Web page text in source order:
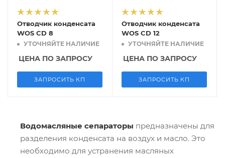
Отводчик конденсата
WOS CD 8
УТОЧНЯЙТЕ НАЛИЧИЕ
ЦЕНА ПО ЗАПРОСУ
ЗАПРОСИТЬ КП
Отводчик конденсата
WOS CD 12
УТОЧНЯЙТЕ НАЛИЧИЕ
ЦЕНА ПО ЗАПРОСУ
ЗАПРОСИТЬ КП
Водомасляные сепараторы предназначены для
разделения конденсата на воздух и масло. Это
необходимо для устранения масляных